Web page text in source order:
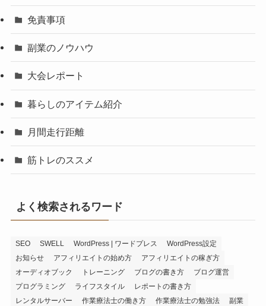
免責事項
副業のノウハウ
大会レポート
暮らしのアイテム紹介
月間走行距離
筋トレのススメ
よく検索されるワード
SEO SWELL WordPress | ワードプレス
WordPress設定
お知らせ
アフィリエイトの始め方
アフィリエイトの稼ぎ方
オーディオブック
トレーニング ブログの書き方
ブログ運営
プログラミング
ライフスタイル
レポートの書き方
レンタルサーバー
作業療法士の働き方 作業療法士の勉強法
副業